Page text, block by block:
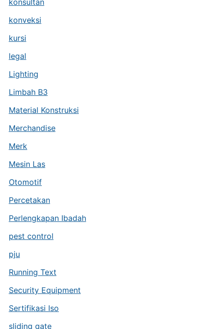
konsultan
konveksi
kursi
legal
Lighting
Limbah B3
Material Konstruksi
Merchandise
Merk
Mesin Las
Otomotif
Percetakan
Perlengkapan Ibadah
pest control
pju
Running Text
Security Equipment
Sertifikasi Iso
sliding gate